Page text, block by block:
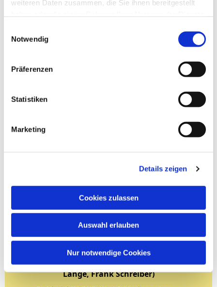
weiteren Daten zusammen, die Sie ihnen bereitgestellt
Notwendig
Präferenzen
Statistiken
Marketing
Details zeigen
Cookies zulassen
Auswahl erlauben
Nur notwendige Cookies